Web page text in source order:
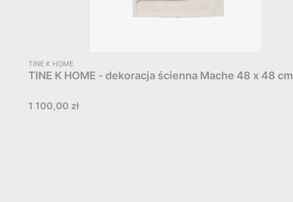
PRODUCENT
TINE K HOME
TINE K HOME - dekoracja ścienna Mache 48 x 48 cm
Cena
1 100,00 zł